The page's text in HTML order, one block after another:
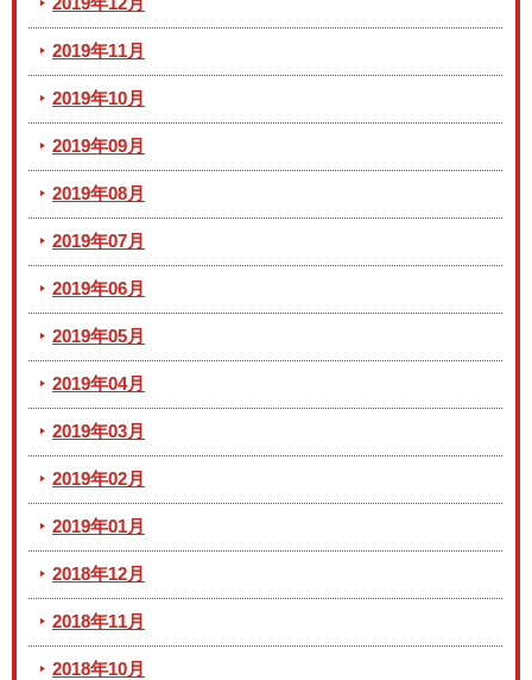
2019年11月
2019年10月
2019年09月
2019年08月
2019年07月
2019年06月
2019年05月
2019年04月
2019年03月
2019年02月
2019年01月
2018年12月
2018年11月
2018年10月